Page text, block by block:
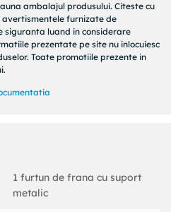
: 10
2 : fara surub gaurit
: cu suport
stanga
ambalajul produsului. Citeste cu
furnizate de
siguranta luand in considerare
prezentate pe site nu inlocuiesc
Toate promotiile prezente in
1 furtun de frana cu suport
metalic